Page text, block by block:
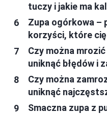
tuczy i jakie ma
Zupa ogórkowa –
korzyści, które
Czy można
uniknąć błędów i
Czy można
uniknąć
Smaczna zupa z